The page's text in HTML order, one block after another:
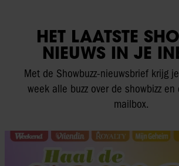
HET LAATSTE
NIEUWS IN JE
Met de Showbuzz-nieuwsbrief krijg
week alle buzz over de showbizz
mailbox.